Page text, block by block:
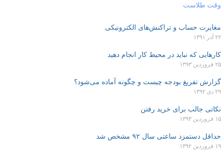
وقت طلاست
مغایرت حساب و تراکنش‌های الکترونیکی
۲۲ آذر ۱۳۹۱
کارهایی که نباید در محیط کار انجام دهید
۲۵ فروردین ۱۳۹۳
گزارش تفریغ بودجه چیست و چگونه آماده می‌شود؟
۲۹ دی ۱۳۹۲
نکاتی جالب برای خرید رفتن
۱۵ فروردین ۱۳۹۳
حداقل دستمزد ساعتی سال ۹۲ مشخص شد
۱۹ فروردین ۱۳۹۲